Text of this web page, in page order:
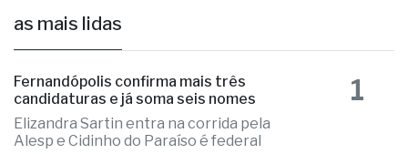
as mais lidas
Fernandópolis confirma mais três
candidaturas e já soma seis nomes
Elizandra Sartin entra na corrida pela
Alesp e Cidinho do Paraíso é federal
1